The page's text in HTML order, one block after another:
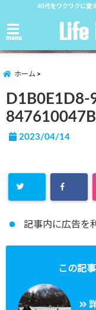
40代をワクワクに変
menu
ホーム
2023/04/14
記事内に広告を
この記